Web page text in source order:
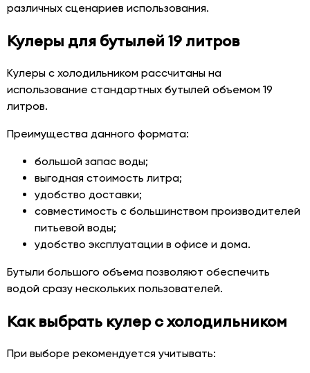
различных сценариев использования.
Кулеры для бутылей 19 литров
Кулеры с холодильником рассчитаны на
использование стандартных бутылей объемом 19
литров.
Преимущества данного формата:
большой запас воды;
выгодная стоимость литра;
удобство доставки;
совместимость с большинством производителей
питьевой воды;
удобство эксплуатации в офисе и дома.
Бутыли большого объема позволяют обеспечить
водой сразу нескольких пользователей.
Как выбрать кулер с холодильником
При выборе рекомендуется учитывать: